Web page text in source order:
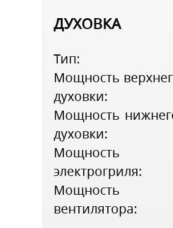
ДУХОВКА
Тип:
Мощность
духовки:
Мощность
духовки:
Мощность
электрогриля:
Мощность
вентилятора: